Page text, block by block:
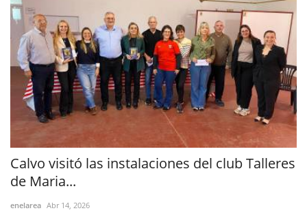
Calvo visitó las instalaciones del club Talleres
de Maria...
enelarea Abr 14, 2026